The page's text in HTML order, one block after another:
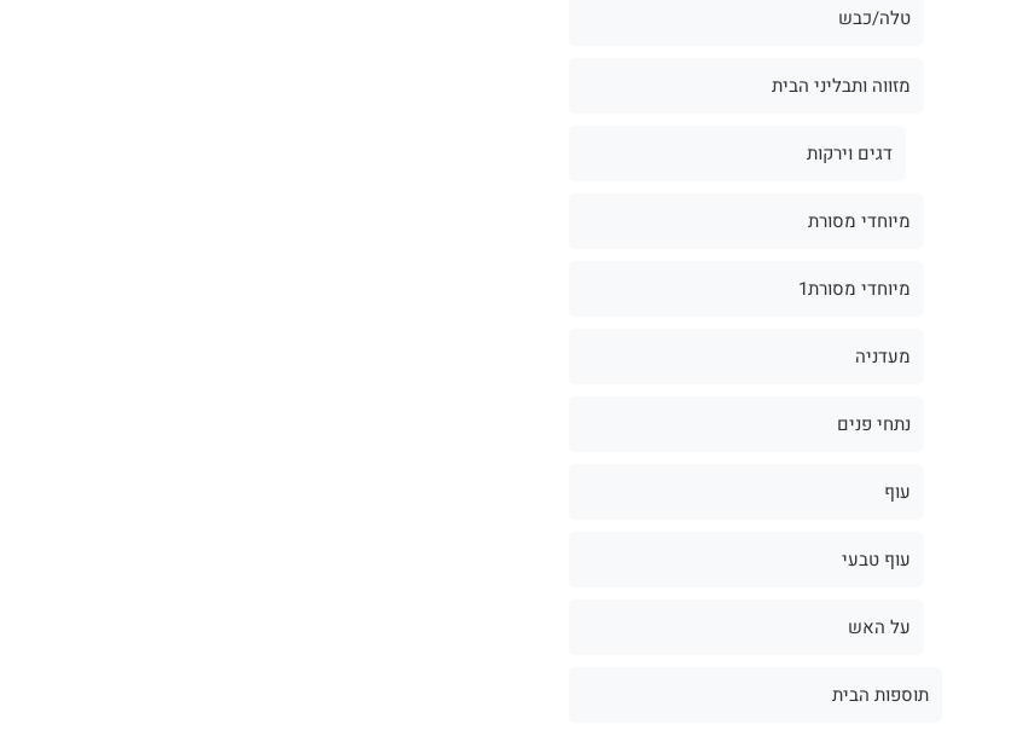
טלה/כבש
מזווה ותבליני הבית
דגים וירקות
מיוחדי מסורת
מיוחדי מסורת1
מעדניה
נתחי פנים
עוף
עוף טבעי
על האש
תוספות הבית